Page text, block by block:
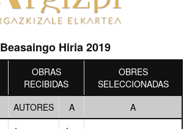
Beasaingo Hiria 2019
OBRAS
RECIBIDAS
OBRES
SELECCIONADAS
AUTORES A
A